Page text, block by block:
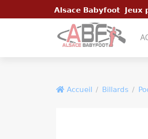
Alsace Babyfoot Jeux
Accueil Billards
Panneau de gestion des cookies